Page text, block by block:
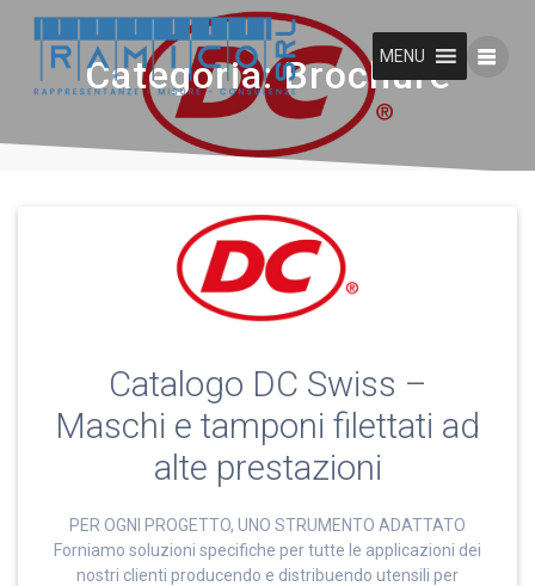
Vai
al
contenuto
MENU
Categoria:Brochure
Catalogo DC Swiss –
Maschi e tamponi filettati ad
alte prestazioni
PER OGNI PROGETTO, UNO STRUMENTO ADATTATO
Forniamo soluzioni specifiche per tutte le applicazioni dei
nostri clienti producendo e distribuendo utensili per